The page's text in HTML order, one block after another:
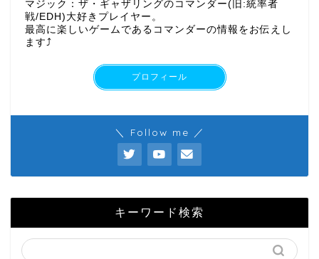
マジック：ザ・ギャザリングのコマンダー(旧:統率者
戦/EDH)大好きプレイヤー。
最高に楽しいゲームであるコマンダーの情報をお伝えし
ます⤴︎
プロフィール
＼ Follow me ／
キーワード検索